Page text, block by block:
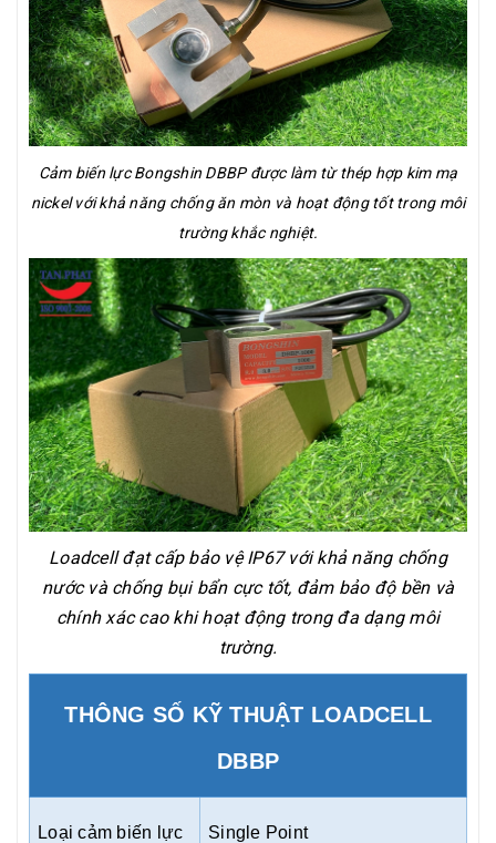
Cảm biến lực Bongshin DBBP được làm từ thép hợp kim mạ
nickel với khả năng chống ăn mòn và hoạt động tốt trong môi
trường khắc nghiệt.
Loadcell đạt cấp bảo vệ IP67 với khả năng chống
nước và chống bụi bẩn cực tốt, đảm bảo độ bền và
chính xác cao khi hoạt động trong đa dạng môi
trường.
THÔNG SỐ KỸ THUẬT LOADCELL
DBBP
Loại cảm biến lực Single Point